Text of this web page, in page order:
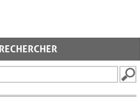
RECHERCHER